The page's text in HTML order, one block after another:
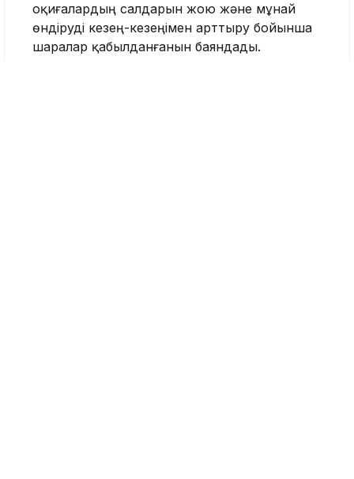
оқиғалардың салдарын жою және мұнай
өндіруді кезең-кезеңімен арттыру бойынша
шаралар қабылданғанын баяндады.